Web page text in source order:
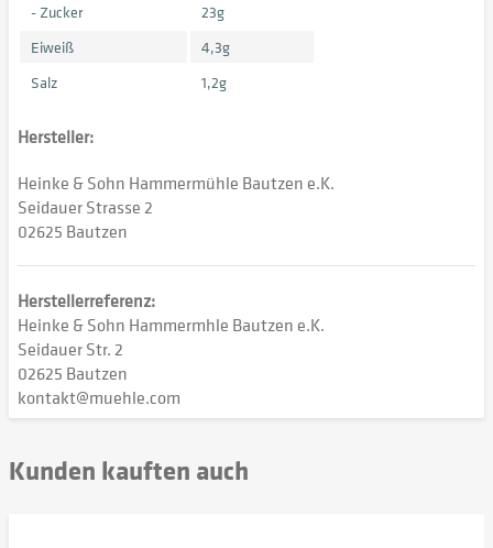
- Zucker
23g
Eiweiß
4,3g
Salz
1,2g
Hersteller:
Heinke & Sohn Hammermühle Bautzen e.K.
Seidauer Strasse 2
02625 Bautzen
Herstellerreferenz:
Heinke & Sohn Hammermhle Bautzen e.K.
Seidauer Str. 2
02625 Bautzen
kontakt@muehle.com
Kunden kauften auch